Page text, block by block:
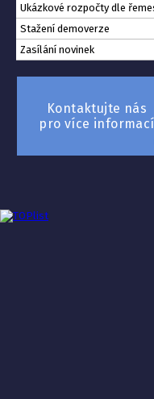
Ukázkové rozpočty dle
Stažení demoverze
Zasílání novinek
Kontaktujte nás
pro více informací